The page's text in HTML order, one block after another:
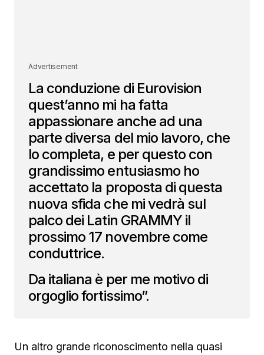
Advertisement
La conduzione di Eurovision
quest’anno mi ha fatta
appassionare anche ad una
parte diversa del mio lavoro, che
lo completa, e per questo con
grandissimo entusiasmo ho
accettato la proposta di questa
nuova sfida che mi vedrà sul
palco dei Latin GRAMMY il
prossimo 17 novembre come
conduttrice.
Da italiana è per me motivo di
orgoglio fortissimo”.
Un altro grande riconoscimento nella quasi